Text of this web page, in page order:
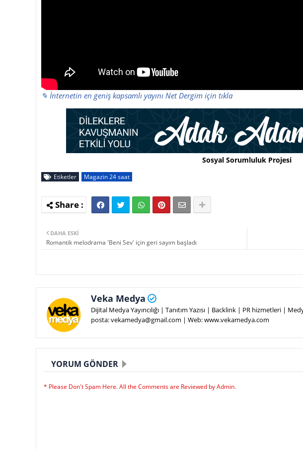
✎ İnternetin en geniş kapsamlı yayını Net Dergim için tıkla
Sosyal Sorumluluk Projesi
Etiketler Magazin 24 saat
DAHA ESKI
Romantik melodrama 'Beni Sev' için geri sayım başladı
Veka Medya
Dijital Medya Yayıncılığı | Tanıtım Yazısı | Backlink | PR hizmetleri |
posta: vekamedya@gmail.com | Web: www.vekamedya.com
YORUM GÖNDER
* Please Don't Spam Here. All the Comments are Reviewed by Admin.